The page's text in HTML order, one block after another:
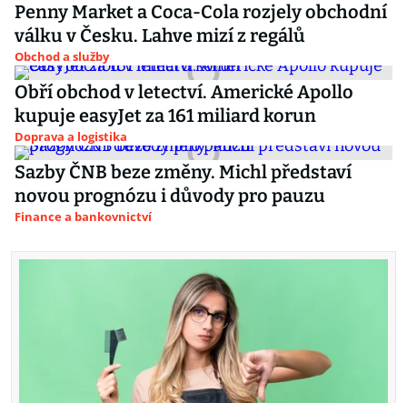
Penny Market a Coca-Cola rozjely obchodní
válku v Česku. Lahve mizí z regálů
Obchod a služby
Obří obchod v letectví. Americké Apollo
kupuje easyJet za 161 miliard korun
Doprava a logistika
Sazby ČNB beze změny. Michl představí
novou prognózu i důvody pro pauzu
Finance a bankovnictví